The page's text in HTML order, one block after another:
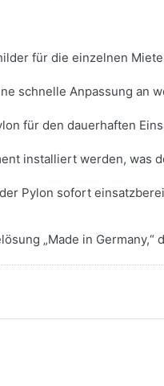
für die einzelnen
schnelle Anpassung an
für den dauerhaften
installiert werden, was
Pylon sofort
„Made in Germany,“